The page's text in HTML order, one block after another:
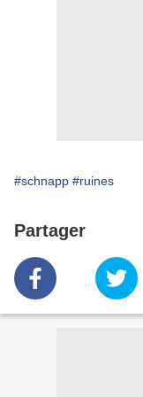
#schnapp #ruines
Partager